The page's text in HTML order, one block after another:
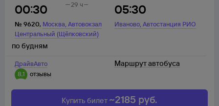
00:30
№ 9620, Москва,Автовокзал
Центральный (Щёлковский)
05:30
Иваново,Автостанция РИО
29 ч
ДрайвАвто
8,1
отзывы
по будням
Маршрут автобуса
Купить билет ~2185 руб.